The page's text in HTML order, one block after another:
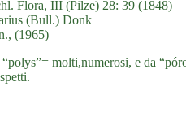
Flora, III (Pilze) 28: 39 (1848)
(Bull.) Donk
(1965)
molti,numerosi, e da